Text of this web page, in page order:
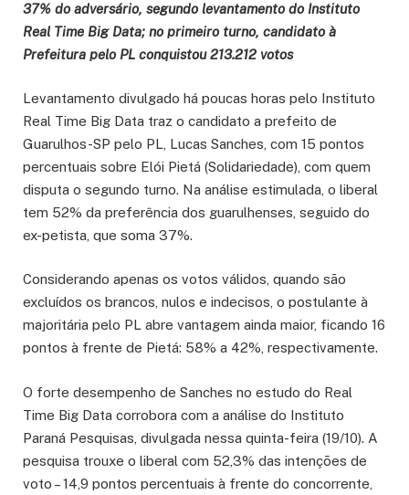
37% do adversário, segundo levantamento do Instituto
Real Time Big Data; no primeiro turno, candidato à
Prefeitura pelo PL conquistou 213.212 votos
Levantamento divulgado há poucas horas pelo Instituto
Real Time Big Data traz o candidato a prefeito de
Guarulhos-SP pelo PL, Lucas Sanches, com 15 pontos
percentuais sobre Elói Pietá (Solidariedade), com quem
disputa o segundo turno. Na análise estimulada, o liberal
tem 52% da preferência dos guarulhenses, seguido do
ex-petista, que soma 37%.
Considerando apenas os votos válidos, quando são
excluídos os brancos, nulos e indecisos, o postulante à
majoritária pelo PL abre vantagem ainda maior, ficando 16
pontos à frente de Pietá: 58% a 42%, respectivamente.
O forte desempenho de Sanches no estudo do Real
Time Big Data corrobora com a análise do Instituto
Paraná Pesquisas, divulgada nessa quinta-feira (19/10). A
pesquisa trouxe o liberal com 52,3% das intenções de
voto – 14,9 pontos percentuais à frente do concorrente,